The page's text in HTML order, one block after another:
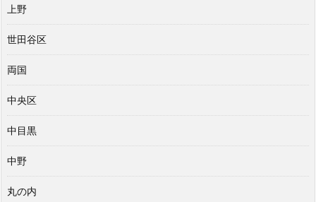
上野
世田谷区
両国
中央区
中目黒
中野
丸の内